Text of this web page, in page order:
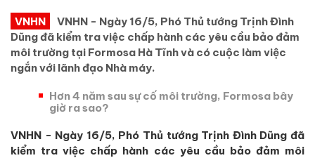
VNHN
VNHN - Ngày 16/5, Phó Thủ tướng Trịnh Đình
Dũng đã kiểm tra việc chấp hành các yêu cầu bảo đảm
môi trường tại Formosa Hà Tĩnh và có cuộc làm việc
ngắn với lãnh đạo Nhà máy.
Hơn 4 năm sau sự cố môi trường, Formosa bây
giờ ra sao?
VNHN - Ngày 16/5, Phó Thủ tướng Trịnh Đình Dũng đã
kiểm tra việc chấp hành các yêu cầu bảo đảm môi